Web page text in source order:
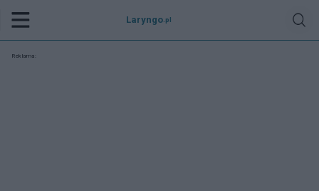
Laryngo .pl
Reklama: